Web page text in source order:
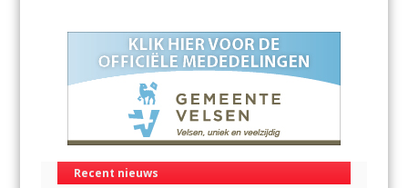
Recent nieuws